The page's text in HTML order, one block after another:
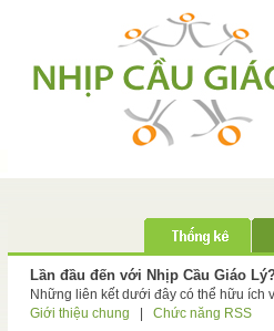
Lần đầu đến với Nhịp Cầu Giáo
Những liên kết dưới đây có thể hữu ích
Giới thiệu chung
Chức năng RSS